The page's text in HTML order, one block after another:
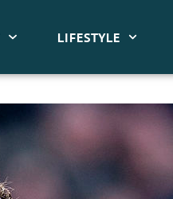
LIFESTYLE